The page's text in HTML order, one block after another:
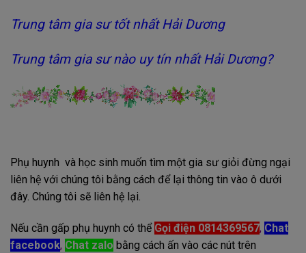
Trung tâm gia sư tốt nhất Hải Dương
Trung tâm gia sư nào uy tín nhất Hải Dương?
Phụ huynh và học sinh muốn tìm một gia sư giỏi đừng ngại
liên hệ với chúng tôi bằng cách để lại thông tin vào ô dưới
đây. Chúng tôi sẽ liên hệ lại.
Nếu cần gấp phụ huynh có thể Gọi điện 0814369567, Chat
facebook, Chat zalo bằng cách ấn vào các nút trên